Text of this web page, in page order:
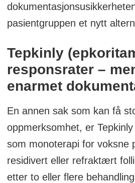
pasientgruppen et nytt
Tepkinly
responsrater –
enarmet
En annen sak som kan få
oppmerksomhet, er
som monoterapi for voksne
residivert eller refraktært
etter to eller flere